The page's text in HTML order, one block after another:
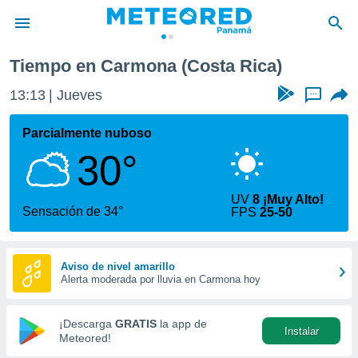
de
ha
que se
calidad.
a este
las
y
forma
digital
basada
Tiempo en Carmona (Costa Rica)
13:13 Jueves ...
Parcialmente nuboso
30°
Sensación de 34°
UV8 ¡Muy Alto!
FPS25-50
Aviso de nivel amarillo
Alerta moderada por lluvia en Carmona hoy
¡Descarga GRATIS la app de
Meteored!
Instalar